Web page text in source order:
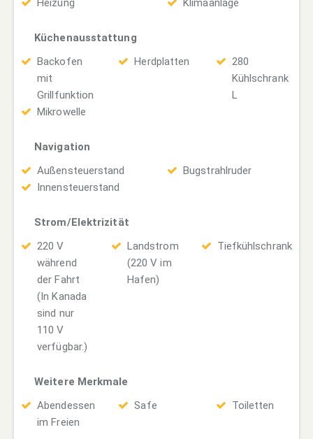
Heizung
Klimaanlage
Küchenausstattung
Backofen
mit
Grillfunktion
Herdplatten
280
Kühlschrank
L
Mikrowelle
Navigation
Außensteuerstand
Bugstrahlruder
Innensteuerstand
Strom/Elektrizität
220 V
während
der Fahrt
(In Kanada
sind nur
110 V
verfügbar.)
Landstrom
(220 V im
Hafen)
Tiefkühlschrank
Weitere Merkmale
Abendessen
im Freien
Safe Toiletten